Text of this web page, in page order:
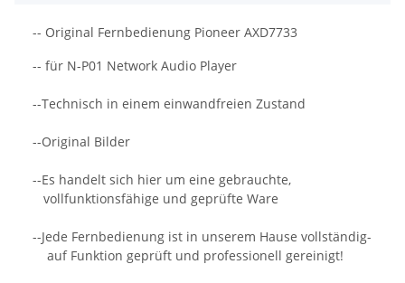
-- Original Fernbedienung Pioneer AXD7733
-- für N-P01 Network Audio Player
--Technisch in einem einwandfreien Zustand
--Original Bilder
--Es handelt sich hier um eine gebrauchte,
vollfunktionsfähige und geprüfte Ware
--Jede Fernbedienung ist in unserem Hause vollständig-
auf Funktion geprüft und professionell gereinigt!